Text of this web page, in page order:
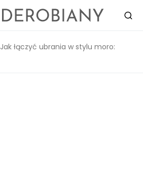
Jak łączyć ubrania w stylu moro: